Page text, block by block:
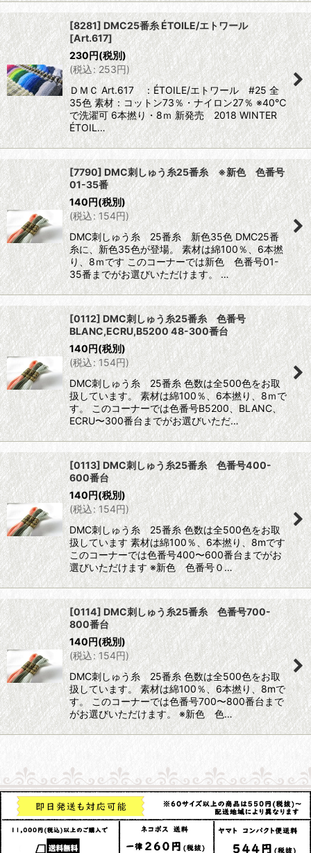
[8281] DMC25番糸 ÉTOILE/エトワール
[Art.617]
230円(税別)
(税込: 253円)
ＤＭＣ Art.617 ：ÉTOILE/エトワール #25 全
35色 素材：コットン73％・ナイロン27％ ※40℃
で洗濯可 6本撚り・8ｍ 新発売 2018 WINTER
ÉTOIL…
[7790] DMC刺しゅう糸25番糸 ※新色 色番号
01-35番
140円(税別)
(税込: 154円)
DMC刺しゅう糸 25番糸 新色35色 DMC25番
糸に、新色35色が登場。 素材は綿100％、6本撚
り、8ｍです このコーナーでは新色 色番号01-
35番までがお選びいただけます。 …
[0112] DMC刺しゅう糸25番糸 色番号
BLANC,ECRU,B5200 48-300番台
140円(税別)
(税込: 154円)
DMC刺しゅう糸 25番糸 色数は全500色をお取
扱しています。 素材は綿100％、6本撚り、8ｍで
す。 このコーナーでは色番号B5200、BLANC、
ECRU〜300番台までがお選びいただ…
[0113] DMC刺しゅう糸25番糸 色番号400-
600番台
140円(税別)
(税込: 154円)
DMC刺しゅう糸 25番糸 色数は全500色をお取
扱しています 素材は綿100％、6本撚り、8mです
このコーナーでは色番号400〜600番台までがお
選びいただけます ※新色 色番号０…
[0114] DMC刺しゅう糸25番糸 色番号700-
800番台
140円(税別)
(税込: 154円)
DMC刺しゅう糸 25番糸 色数は全500色をお取
扱しています。 素材は綿100％、6本撚り、8mで
す。 このコーナーでは色番号700〜800番台まで
がお選びいただけます。 ※新色 色…